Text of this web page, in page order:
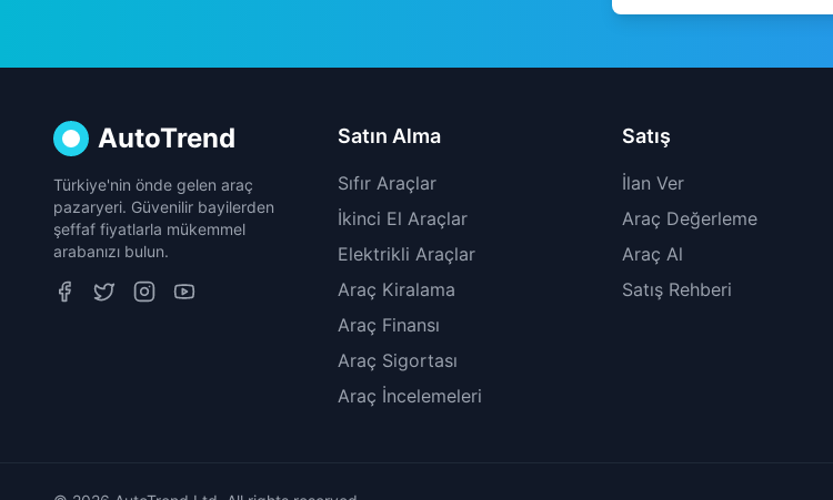
AutoTrend
Türkiye'nin önde gelen araç
pazaryeri. Güvenilir bayilerden
şeffaf fiyatlarla mükemmel
arabanızı bulun.
Satın Alma
Sıfır Araçlar
İkinci El Araçlar
Elektrikli Araçlar
Araç Kiralama
Araç Finansı
Araç Sigortası
Araç İncelemeleri
Satış
İlan Ver
Araç Değerleme
Araç Al
Satış Rehberi